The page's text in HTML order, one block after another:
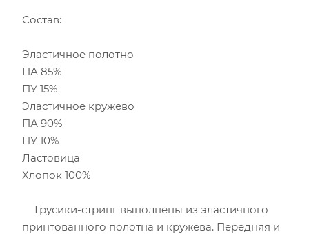
Состав:
Эластичное полотно
ПА 85%
ПУ 15%
Эластичное кружево
ПА 90%
ПУ 10%
Ластовица
Хлопок 100%
Трусики-стринг выполнены из эластичного
принтованного полотна и кружева. Передняя и